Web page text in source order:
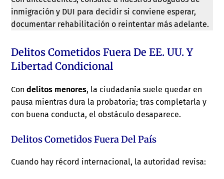
inmigración y DUI para decidir si conviene esperar,
documentar rehabilitación o reintentar más adelante.
Delitos Cometidos Fuera De EE. UU. Y
Libertad Condicional
Condelitos menores, la ciudadanía suele quedar en
pausa mientras dura la probatoria; tras completarla y
con buena conducta, el obstáculo desaparece.
Delitos Cometidos Fuera Del País
Cuando hay récord internacional, la autoridad revisa: